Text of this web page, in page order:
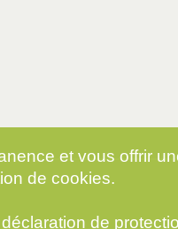
et vous offrir
de cookies.
déclaration de